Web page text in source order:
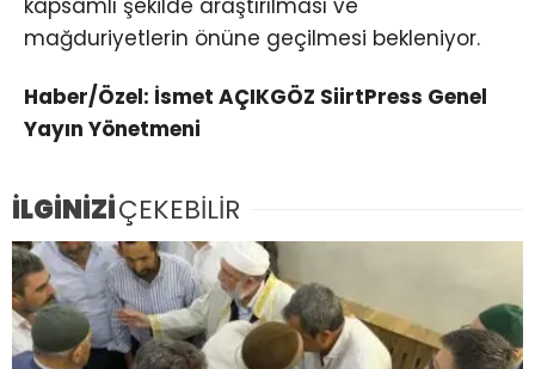
mağduriyetlerin önüne geçilmesi bekleniyor.
Haber/Özel: İsmet AÇIKGÖZ SiirtPress Genel
Yayın Yönetmeni
İLGİNİZİÇEKEBİLİR